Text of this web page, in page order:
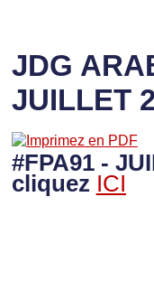
JDG
JUILLET
#FPA91 -
cliquez ICI